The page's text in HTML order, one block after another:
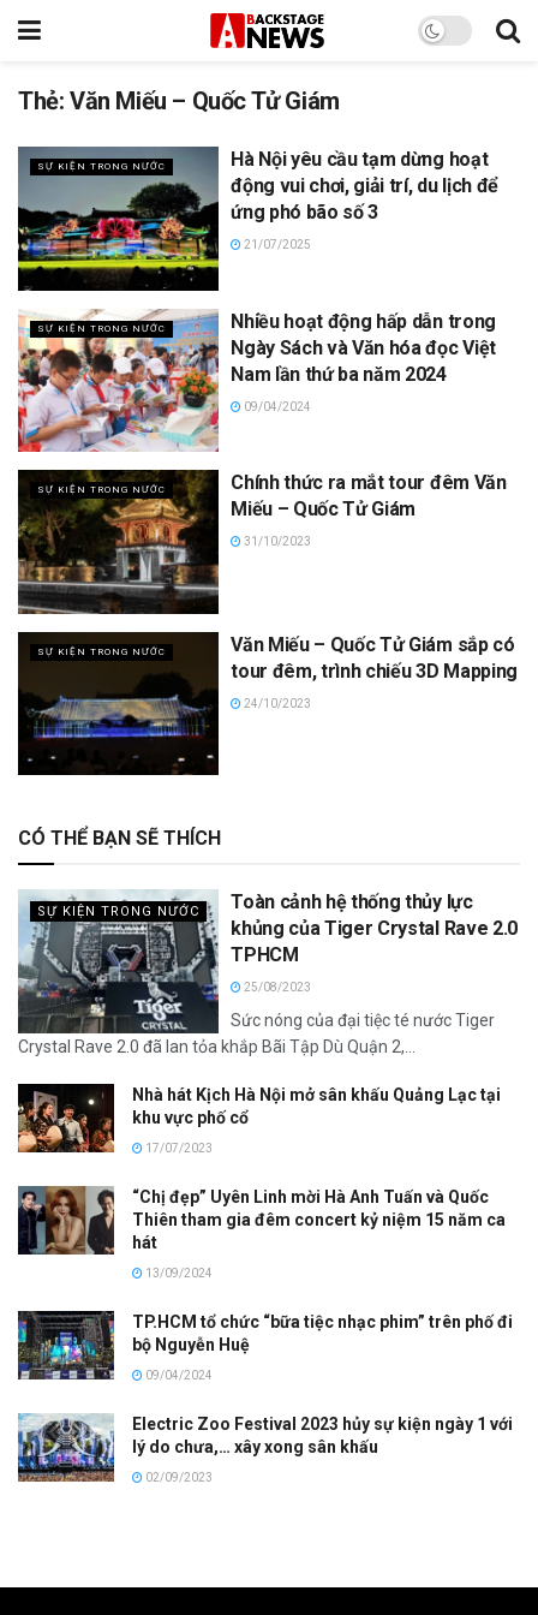
Thẻ:Văn Miếu – Quốc Tử Giám
SỰ KIỆN TRONG NƯỚC
Hà Nội yêu cầu tạm dừng hoạt
động vui chơi, giải trí, du lịch để
ứng phó bão số 3
21/07/2025
SỰ KIỆN TRONG NƯỚC
Nhiều hoạt động hấp dẫn trong
Ngày Sách và Văn hóa đọc Việt
Nam lần thứ ba năm 2024
09/04/2024
SỰ KIỆN TRONG NƯỚC
Chính thức ra mắt tour đêm Văn
Miếu – Quốc Tử Giám
31/10/2023
SỰ KIỆN TRONG NƯỚC
Văn Miếu – Quốc Tử Giám sắp có
tour đêm, trình chiếu 3D Mapping
24/10/2023
CÓ THỂ BẠN SẼ THÍCH
SỰ KIỆN TRONG NƯỚC
Toàn cảnh hệ thống thủy lực
khủng của Tiger Crystal Rave 2.0
TPHCM
25/08/2023
Sức nóng của đại tiệc té nước Tiger
Crystal Rave 2.0 đã lan tỏa khắp Bãi Tập Dù Quận 2,...
Nhà hát Kịch Hà Nội mở sân khấu Quảng Lạc tại
khu vực phố cổ
17/07/2023
“Chị đẹp” Uyên Linh mời Hà Anh Tuấn và Quốc
Thiên tham gia đêm concert kỷ niệm 15 năm ca
hát
13/09/2024
TP.HCM tổ chức “bữa tiệc nhạc phim” trên phố đi
bộ Nguyễn Huệ
09/04/2024
Electric Zoo Festival 2023 hủy sự kiện ngày 1 với
lý do chưa,… xây xong sân khấu
02/09/2023